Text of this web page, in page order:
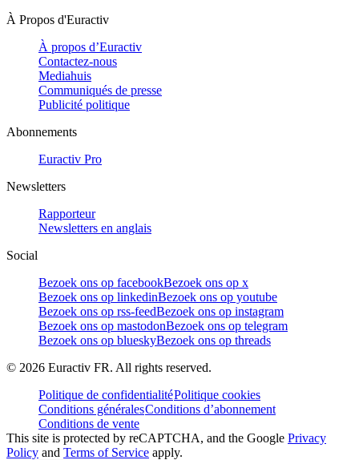
À Propos d'Euractiv
À propos d’Euractiv
Contactez-nous
Mediahuis
Communiqués de presse
Publicité politique
Abonnements
Euractiv Pro
Newsletters
Rapporteur
Newsletters en anglais
Social
Bezoek ons op facebookBezoek ons op x
Bezoek ons op linkedinBezoek ons op youtube
Bezoek ons op rss-feedBezoek ons op instagram
Bezoek ons op mastodonBezoek ons op telegram
Bezoek ons op blueskyBezoek ons op threads
© 2026 Euractiv FR. All rights reserved.
Politique de confidentialitéPolitique cookies
Conditions généralesConditions d’abonnement
Conditions de vente
This site is protected by reCAPTCHA, and the Google Privacy
Policy and Terms of Service apply.